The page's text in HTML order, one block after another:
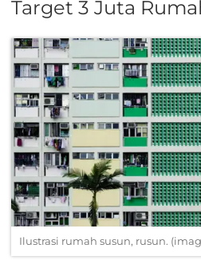
Target 3 Juta
Ilustrasi rumah susun, rusun.